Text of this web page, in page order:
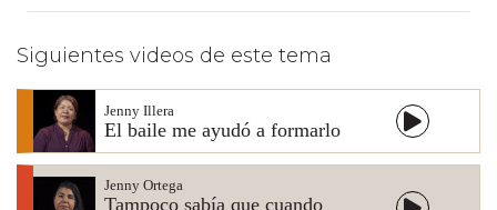
Siguientes videos de este tema
Jenny Illera
El baile me ayudó a formarlo
Jenny Ortega
Tampoco sabía que cuando